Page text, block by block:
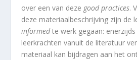
over een van deze good practices.
deze materiaalbeschrijving zijn de
informedte werk gegaan:
leerkrachten vanuit de literatuur
materiaal kan bijdragen aan het